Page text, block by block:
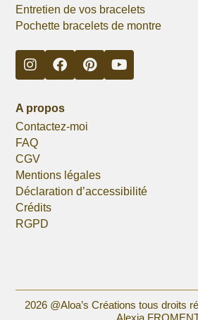
Entretien de vos bracelets
Pochette bracelets de montre
A propos
Contactez-moi
FAQ
CGV
Mentions légales
Déclaration d’accessibilité
Crédits
RGPD
2026 @Aloa’s Créations tous droits
Alexia